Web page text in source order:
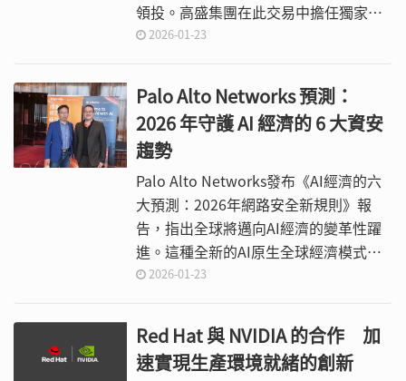
領投。高盛集團在此交易中擔任獨家配
售代理。本輪融資將公司估值推至12億
碑，力求將革新學習體驗帶給全球各
地。
2026-01-23
Palo Alto Networks 預測：
2026 年守護 AI 經濟的 6 大資安
趨勢
Palo Alto Networks發布《AI經濟的六
大預測：2026年網路安全新規則》報
告，指出全球將邁向AI經濟的變革性躍
進。這種全新的AI原生全球經濟模式以
AI驅動生產力與營運，同時也帶來風險
AI代理（Autonomous AI Agents）將
從根本重塑企業營運模式，並引發身分
識別、安全營運中心（SOC）、量子運
2026-01-23
Red Hat 與 NVIDIA 的合作 加
速實現生產環境就緒的創新